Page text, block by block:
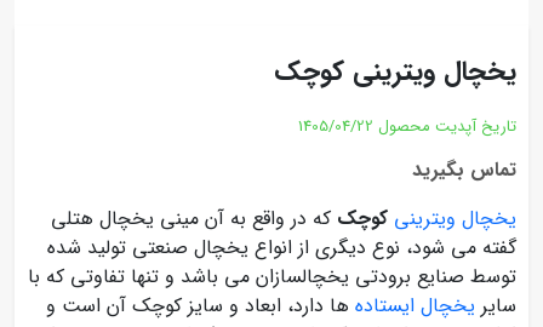
یخچال ویترینی کوچک
تاریخ آپدیت محصول 1405/04/22
تماس بگیرید
یخچال ویترینی کوچک که در واقع به آن مینی یخچال هتلی
گفته می شود، نوع دیگری از انواع یخچال صنعتی تولید شده
توسط صنایع برودتی یخچالسازان می باشد و تنها تفاوتی که با
سایر یخچال ایستاده ها دارد، ابعاد و سایز کوچک آن است و